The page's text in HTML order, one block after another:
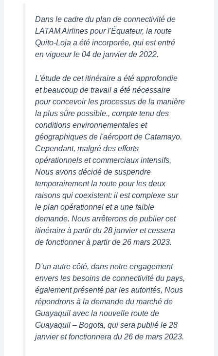
Dans le cadre du plan de connectivité de
LATAM Airlines pour l'Équateur, la route
Quito-Loja a été incorporée, qui est entré
en vigueur le 04 de janvier de 2022.
L'étude de cet itinéraire a été approfondie
et beaucoup de travail a été nécessaire
pour concevoir les processus de la manière
la plus sûre possible., compte tenu des
conditions environnementales et
géographiques de l'aéroport de Catamayo.
Cependant, malgré des efforts
opérationnels et commerciaux intensifs,
Nous avons décidé de suspendre
temporairement la route pour les deux
raisons qui coexistent: il est complexe sur
le plan opérationnel et a une faible
demande. Nous arrêterons de publier cet
itinéraire à partir du 28 janvier et cessera
de fonctionner à partir de 26 mars 2023.
D'un autre côté, dans notre engagement
envers les besoins de connectivité du pays,
également présenté par les autorités, Nous
répondrons à la demande du marché de
Guayaquil avec la nouvelle route de
Guayaquil – Bogota, qui sera publié le 28
janvier et fonctionnera du 26 de mars 2023.